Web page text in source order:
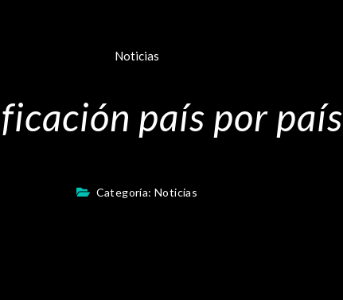
Noticias
país por país
Categoría:Noticias